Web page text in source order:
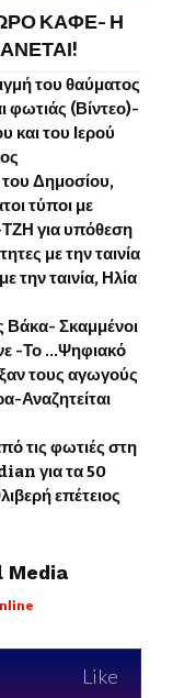
ΚΑΦΕ- Η
του θαύματος
φωτιάς (Βίντεο)-
του Ιερού
Δημοσίου,
τύποι με
για υπόθεση
με την ταινία
την ταινία, Ηλία
Βάκα- Σκαμμένοι
-Το …Ψηφιακό
τους αγωγούς
Αναζητείται
τις φωτιές στη
για τα 50
επέτειος
Media
Like